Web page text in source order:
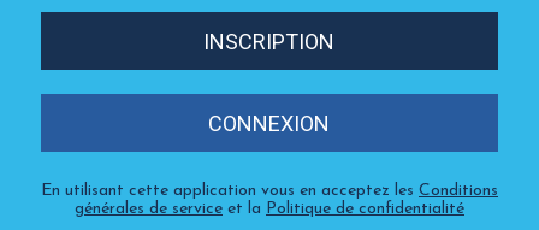
INSCRIPTION
CONNEXION
En utilisant cette application vous en acceptez les Conditions
générales de service et la Politique de confidentialité